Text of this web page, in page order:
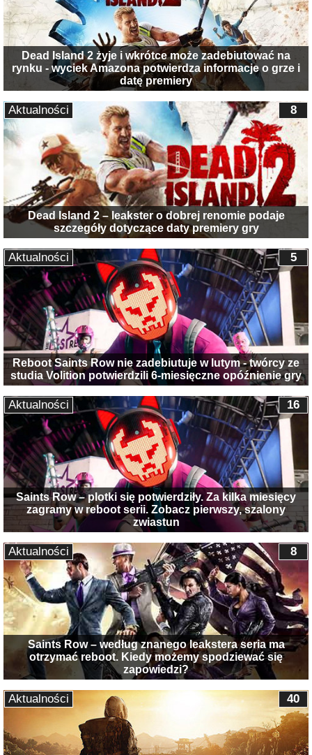
Dead Island 2 żyje i wkrótce może zadebiutować na
rynku - wyciek Amazona potwierdza informacje o grze i
datę premiery
Dead Island 2 – leakster o dobrej renomie podaje
szczegóły dotyczące daty premiery gry
8
Aktualności
Reboot Saints Row nie zadebiutuje w lutym - twórcy ze
studia Volition potwierdzili 6-miesięczne opóźnienie gry
5
Aktualności
Saints Row – plotki się potwierdziły. Za kilka miesięcy
zagramy w reboot serii. Zobacz pierwszy, szalony
zwiastun
16
Aktualności
Saints Row – według znanego leakstera seria ma
otrzymać reboot. Kiedy możemy spodziewać się
zapowiedzi?
8
Aktualności
40
Aktualności